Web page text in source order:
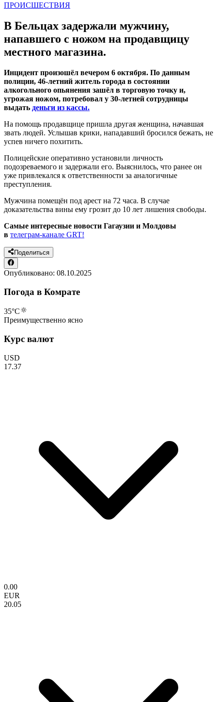
ПРОИСШЕСТВИЯ
В Бельцах задержали мужчину,
напавшего с ножом на продавщицу
местного магазина.
Инцидент произошёл вечером 6 октября. По данным
полиции, 46-летний житель города в состоянии
алкогольного опьянения зашёл в торговую точку и,
угрожая ножом, потребовал у 30-летней сотрудницы
выдать деньги из кассы.
На помощь продавщице пришла другая женщина, начавшая
звать людей. Услышав крики, нападавший бросился бежать, не
успев ничего похитить.
Полицейские оперативно установили личность
подозреваемого и задержали его. Выяснилось, что ранее он
уже привлекался к ответственности за аналогичные
преступления.
Мужчина помещён под арест на 72 часа. В случае
доказательства вины ему грозит до 10 лет лишения свободы.
Самые интересные новости Гагаузии и Молдовы
в телеграм-канале GRT!
Поделиться
Опубликовано: 08.10.2025
Погода в Комрате
35°C
Преимущественно ясно
Курс валют
USD
17.37
0.00
EUR
20.05